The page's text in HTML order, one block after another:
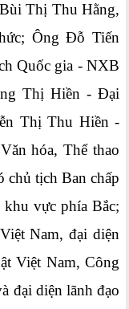
Thị Thu Hằng,
Ông Đỗ Tiến
Quốc gia - NXB
Thị Hiền - Đại
Thị Thu Hiền -
hóa, Thể thao
tịch Ban chấp
vực phía Bắc;
Nam, đại diện
Việt Nam, Công
đại diện lãnh đạo